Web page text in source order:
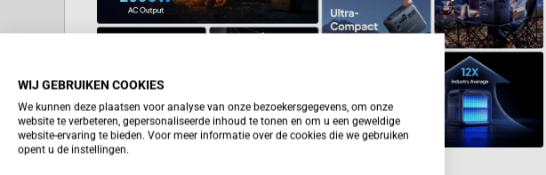
WIJ GEBRUIKEN COOKIES
We kunnen deze plaatsen voor analyse van onze bezoekersgegevens, om onze
website te verbeteren, gepersonaliseerde inhoud te tonen en om u een geweldige
website-ervaring te bieden. Voor meer informatie over de cookies die we gebruiken
opent u de instellingen.